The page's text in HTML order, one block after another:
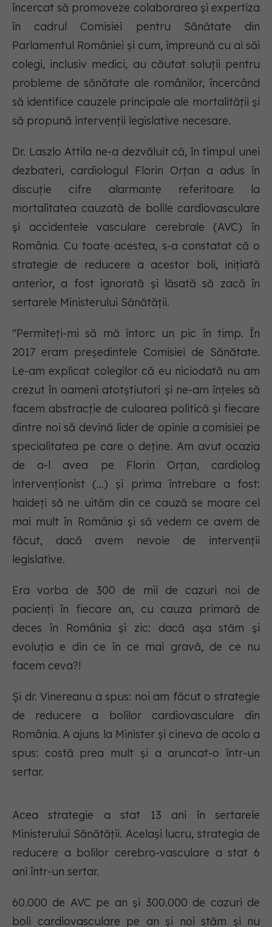
încercat să promoveze colaborarea și expertiza
în cadrul Comisiei pentru Sănătate din
Parlamentul României și cum, împreună cu ai săi
colegi, inclusiv medici, au căutat soluții pentru
probleme de sănătate ale românilor, încercând
să identifice cauzele principale ale mortalității și
să propună intervenții legislative necesare.
Dr. Laszlo Attila ne-a dezvăluit că, în timpul unei
dezbateri, cardiologul Florin Orțan a adus în
discuție cifre alarmante referitoare la
mortalitatea cauzată de bolile cardiovasculare
și accidentele vasculare cerebrale (AVC) în
România. Cu toate acestea, s-a constatat că o
strategie de reducere a acestor boli, inițiată
anterior, a fost ignorată și lăsată să zacă în
sertarele Ministerului Sănătății.
"Permiteți-mi să mă întorc un pic în timp. În
2017 eram președintele Comisiei de Sănătate.
Le-am explicat colegilor că eu niciodată nu am
crezut în oameni atotștiutori și ne-am înțeles să
facem abstracție de culoarea politică și fiecare
dintre noi să devină lider de opinie a comisiei pe
specialitatea pe care o deține. Am avut ocazia
de a-l avea pe Florin Orțan, cardiolog
intervenționist (...) și prima întrebare a fost:
haideți să ne uităm din ce cauză se moare cel
mai mult în România și să vedem ce avem de
făcut, dacă avem nevoie de intervenții
legislative.
Era vorba de 300 de mii de cazuri noi de
pacienți în fiecare an, cu cauza primară de
deces în România și zic: dacă așa stăm și
evoluția e din ce în ce mai gravă, de ce nu
facem ceva?!
Și dr. Vinereanu a spus: noi am făcut o strategie
de reducere a bolilor cardiovasculare din
România.A ajuns la Minister și cineva de acolo a
spus: costă prea mult și a aruncat-o într-un
sertar.
Acea strategie a stat 13 ani în sertarele
Ministerului Sănătății. Același lucru, strategia de
reducere a bolilor cerebro-vasculare a stat 6
ani într-un sertar.
60.000 de AVC pe an și 300.000 de cazuri de
boli cardiovasculare pe an și noi stăm și nu